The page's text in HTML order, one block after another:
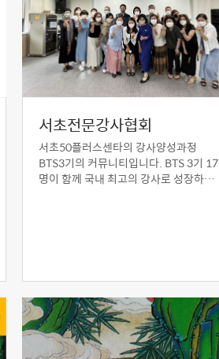
서초전문강사협회
서초50플러스센타의 강사양성과정
BTS3기의 커뮤니티입니다. BTS 3기 17
명이 함께 국내 최고의 강사로 성장하기